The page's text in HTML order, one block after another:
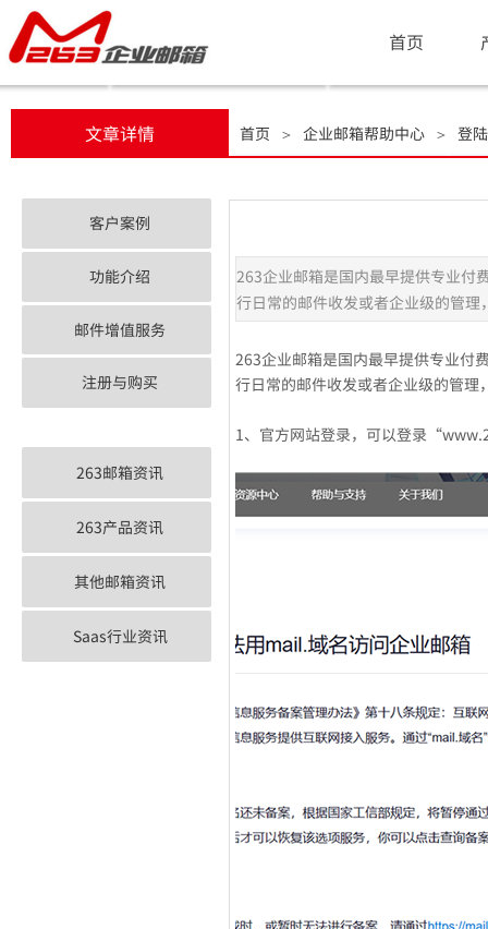
首页
文章详情 首页 ＞ 企业邮箱帮助中心 ＞ 登
客户案例
功能介绍
邮件增值服务
注册与购买
263企业邮箱是国内最早提供专业付
行日常的邮件收发或者企业级的管
263企业邮箱是国内最早提供专业付
行日常的邮件收发或者企业级的管理
1、官方网站登录，可以登录
263邮箱资讯
263产品资讯
其他邮箱资讯
Saas行业资讯